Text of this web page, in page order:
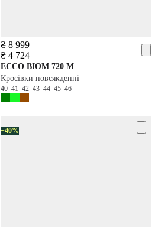
₴ 8 999
₴ 4 724
ECCO BIOM 720 M
Кросівки повсякденні
40 41 42 43 44 45 46
−40%